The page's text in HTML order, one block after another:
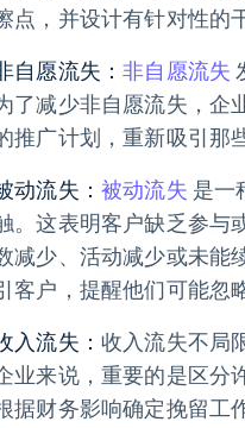
点，并设计有针对性的
自愿流失：非自愿流失
了减少非自愿流失，企
推广计划，重新吸引那
动流失： 被动流失 是一
。这表明客户缺乏参与
减少、活动减少或未能
客户，提醒他们可能忽
入流失： 收入流失不局
业来说，重要的是区分
据财务影响确定挽留工